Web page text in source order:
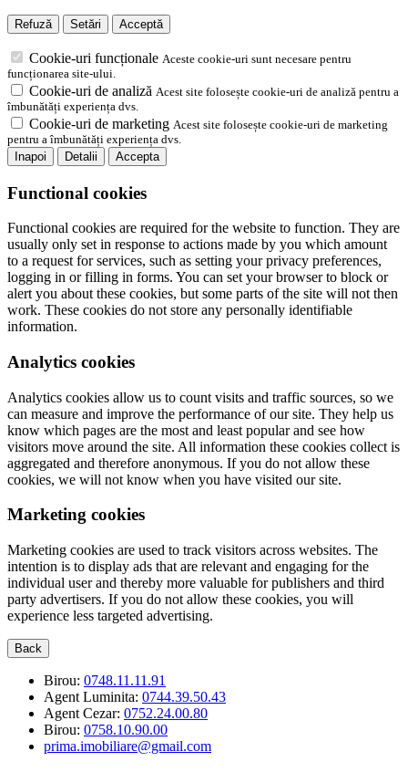
Refuză Setări Acceptă
Cookie-uri funcționale Aceste cookie-uri sunt necesare pentru
funcționarea site-ului.
Cookie-uri de analiză Acest site folosește cookie-uri de analiză pentru a
îmbunătăți experiența dvs.
Cookie-uri de marketing Acest site folosește cookie-uri de marketing
pentru a îmbunătăți experiența dvs.
Inapoi
Detalii Accepta
Functional cookies
Functional cookies are required for the website to function. They are
usually only set in response to actions made by you which amount
to a request for services, such as setting your privacy preferences,
logging in or filling in forms. You can set your browser to block or
alert you about these cookies, but some parts of the site will not then
work. These cookies do not store any personally identifiable
information.
Analytics cookies
Analytics cookies allow us to count visits and traffic sources, so we
can measure and improve the performance of our site. They help us
know which pages are the most and least popular and see how
visitors move around the site. All information these cookies collect is
aggregated and therefore anonymous. If you do not allow these
cookies, we will not know when you have visited our site.
Marketing cookies
Marketing cookies are used to track visitors across websites. The
intention is to display ads that are relevant and engaging for the
individual user and thereby more valuable for publishers and third
party advertisers. If you do not allow these cookies, you will
experience less targeted advertising.
Back
Birou: 0748.11.11.91
Agent Luminita: 0744.39.50.43
Agent Cezar: 0752.24.00.80
Birou: 0758.10.90.00
prima.imobiliare@gmail.com